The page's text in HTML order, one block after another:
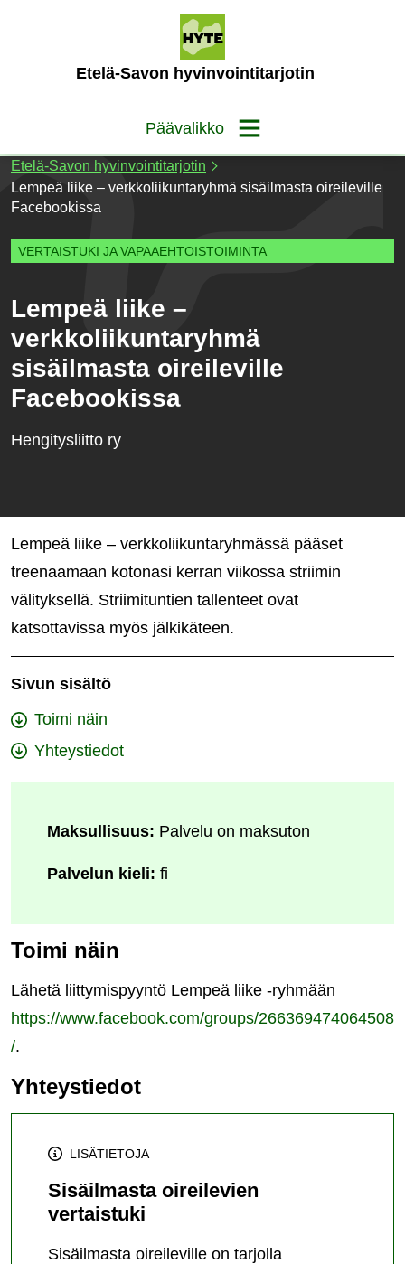
Etelä-Savon hyvinvointitarjotin
Päävalikko
Etelä-Savon hyvinvointitarjotin
Lempeä liike – verkkoliikuntaryhmä sisäilmasta oireileville
Facebookissa
VERTAISTUKI JA VAPAAEHTOISTOIMINTA
Lempeä liike –
verkkoliikuntaryhmä
sisäilmasta oireileville
Facebookissa
Hengitysliitto ry
Lempeä liike – verkkoliikuntaryhmässä pääset
treenaamaan kotonasi kerran viikossa striimin
välityksellä. Striimituntien tallenteet ovat
katsottavissa myös jälkikäteen.
Sivun sisältö
Toimi näin
Yhteystiedot
Maksullisuus: Palvelu on maksuton
Palvelun kieli: fi
Toimi näin
Lähetä liittymispyyntö Lempeä liike -ryhmään
https://www.facebook.com/groups/266369474064508
/.
Yhteystiedot
LISÄTIETOJA
Sisäilmasta oireilevien
vertaistuki
Sisäilmasta oireileville on tarjolla